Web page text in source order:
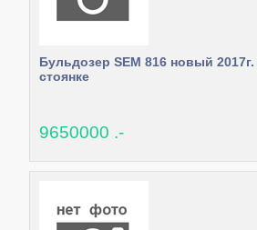
Бульдозер SEM 816 новый
стоянке
9650000 .-